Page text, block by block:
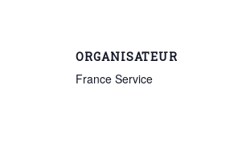
ORGANISATEUR
France Service